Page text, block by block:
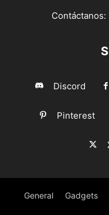
Contáctanos:
Discord
Pinterest
General Gadgets